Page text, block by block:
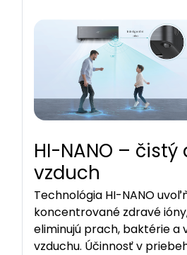
HI-NANO – čistý
vzduch
Technológia HI-NANO
koncentrované zdravé
eliminujú prach, baktérie a
vzduchu. Účinnosť v